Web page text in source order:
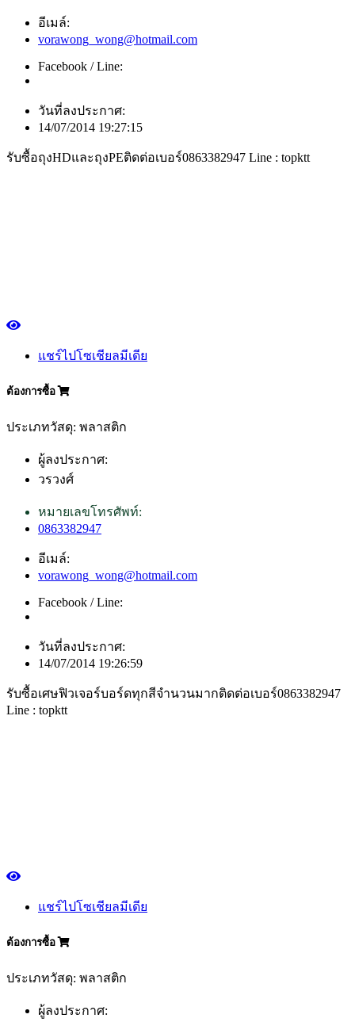
อีเมล์:
vorawong_wong@hotmail.com
Facebook / Line:
วันที่ลงประกาศ:
14/07/2014 19:27:15
รับซื้อถุงHDและถุงPEติดต่อเบอร์0863382947 Line : topktt
แชร์ไปโซเชียลมีเดีย
ต้องการซื้อ
ประเภทวัสดุ: พลาสติก
ผู้ลงประกาศ:
วรวงศ์
หมายเลขโทรศัพท์:
0863382947
อีเมล์:
vorawong_wong@hotmail.com
Facebook / Line:
วันที่ลงประกาศ:
14/07/2014 19:26:59
รับซื้อเศษฟิวเจอร์บอร์ดทุกสีจำนวนมากติดต่อเบอร์0863382947
Line : topktt
แชร์ไปโซเชียลมีเดีย
ต้องการซื้อ
ประเภทวัสดุ: พลาสติก
ผู้ลงประกาศ: